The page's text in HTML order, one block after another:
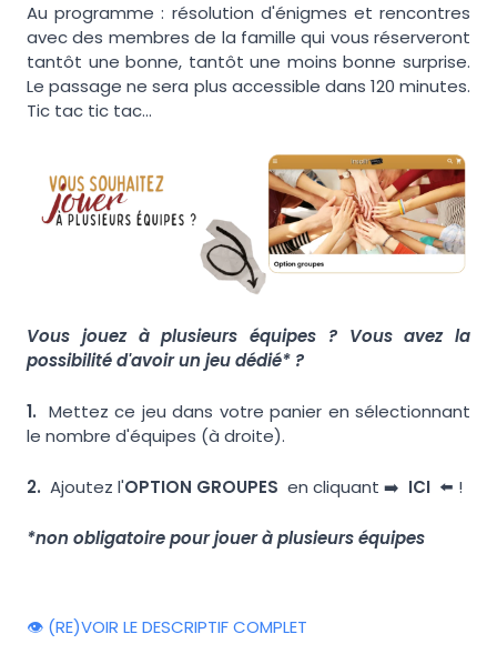
Au programme : résolution d'énigmes et rencontres
avec des membres de la famille qui vous réserveront
tantôt une bonne, tantôt une moins bonne surprise.
Le passage ne sera plus accessible dans 120 minutes.
Tic tac tic tac...
Vous jouez à plusieurs équipes ? Vous avez la
possibilité d'avoir un jeu dédié* ?
1. Mettez ce jeu dans votre panier en sélectionnant
le nombre d'équipes (à droite).
2. Ajoutez l'OPTION GROUPES en cliquant ➡️ ICI ⬅️ !
*non obligatoire pour jouer à plusieurs équipes
👁️ (RE)VOIR LE DESCRIPTIF COMPLET